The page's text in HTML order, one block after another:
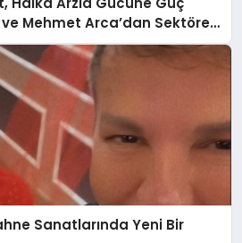
Mehmet Arca’dan Sektöre
Sanatlarında Yeni Bir